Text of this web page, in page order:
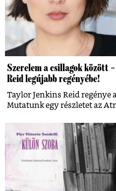
Szerelem a csillagok között
Reid legújabb regényébe!
Taylor Jenkins Reid regénye
Mutatunk egy részletet az